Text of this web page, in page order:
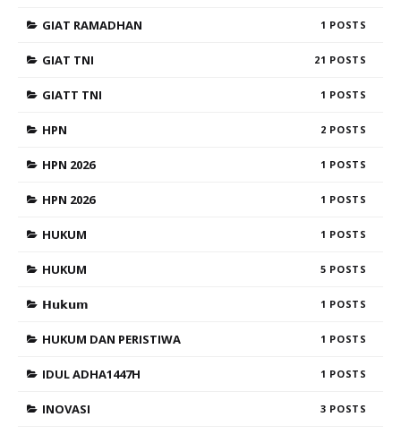
GIAT RAMADHAN 1
GIAT TNI 21
GIATT TNI 1
HPN 2
HPN 2026 1
HPN 2026 1
HUKUM 1
HUKUM 5
𝗛𝘂𝗸𝘂𝗺 1
HUKUM DAN PERISTIWA 1
IDUL ADHA1447H 1
INOVASI 3